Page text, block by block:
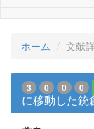
ホーム 文献
3 0 0 0
に移動した銃